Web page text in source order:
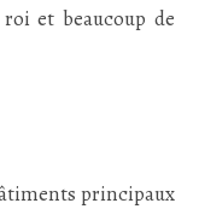
et beaucoup de
principaux